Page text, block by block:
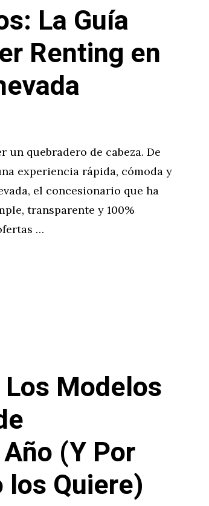
La Guía
Renting en
quebradero de cabeza. De
experiencia rápida, cómoda y
el concesionario que ha
transparente y 100%
…
Modelos
(Y Por
los Quiere)